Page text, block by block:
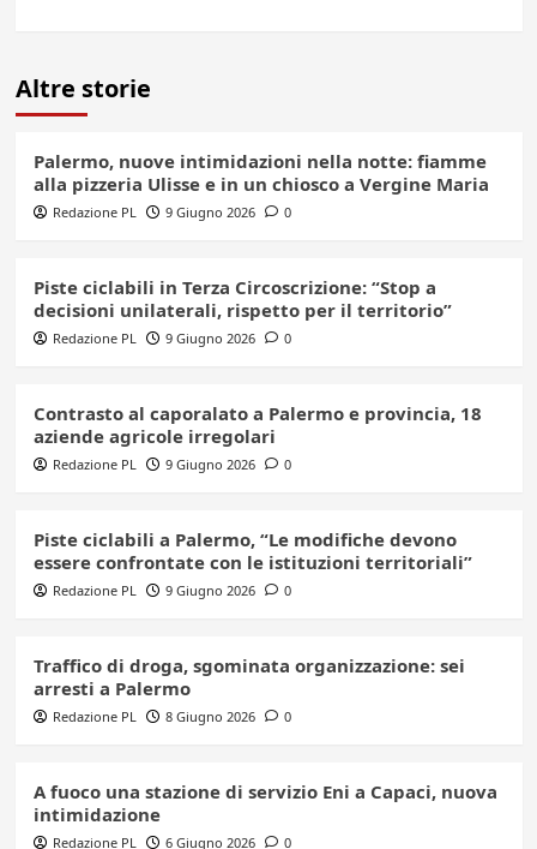
Altre storie
Palermo, nuove intimidazioni nella notte: fiamme
alla pizzeria Ulisse e in un chiosco a Vergine Maria
Redazione PL 9 Giugno 2026 0
Piste ciclabili in Terza Circoscrizione: “Stop a
decisioni unilaterali, rispetto per il territorio”
Redazione PL 9 Giugno 2026 0
Contrasto al caporalato a Palermo e provincia, 18
aziende agricole irregolari
Redazione PL 9 Giugno 2026 0
Piste ciclabili a Palermo, “Le modifiche devono
essere confrontate con le istituzioni territoriali”
Redazione PL 9 Giugno 2026 0
Traffico di droga, sgominata organizzazione: sei
arresti a Palermo
Redazione PL 8 Giugno 2026 0
A fuoco una stazione di servizio Eni a Capaci, nuova
intimidazione
Redazione PL 6 Giugno 2026 0